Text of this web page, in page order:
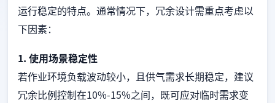
运行稳定的特点。通常情况下，冗余设计需重点考虑以
下因素：
1. 使用场景稳定性
若作业环境负载波动较小，且供气需求长期稳定，建议
冗余比例控制在10%-15%之间，既可应对临时需求变